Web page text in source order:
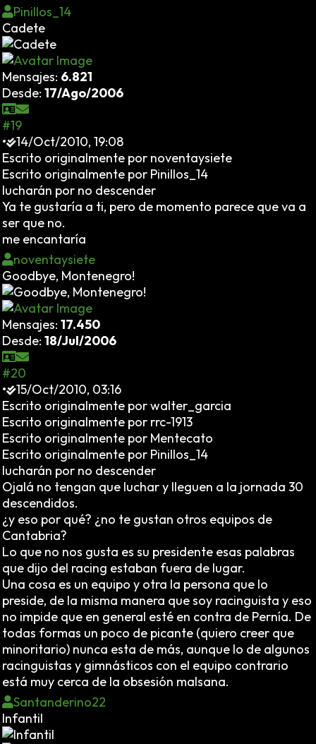
Pinillos_14
Cadete
Mensajes: 6.821
Desde: 17/Ago/2006
#19
•
14/Oct/2010, 19:08
Escrito originalmente por noventaysiete
Escrito originalmente por Pinillos_14
lucharán por no descender
Ya te gustaría a ti, pero de momento parece que va a
ser que no.
me encantaría
noventaysiete
Goodbye, Montenegro!
Mensajes: 17.450
Desde: 18/Jul/2006
#20
•
15/Oct/2010, 03:16
Escrito originalmente por walter_garcia
Escrito originalmente por rrc-1913
Escrito originalmente por Mentecato
Escrito originalmente por Pinillos_14
lucharán por no descender
Ojalá no tengan que luchar y lleguen a la jornada 30
descendidos.
¿y eso por qué? ¿no te gustan otros equipos de
Cantabria?
Lo que no nos gusta es su presidente esas palabras
que dijo del racing estaban fuera de lugar.
Una cosa es un equipo y otra la persona que lo
preside, de la misma manera que soy racinguista y eso
no impide que en general esté en contra de Pernía. De
todas formas un poco de picante (quiero creer que
minoritario) nunca esta de más, aunque lo de algunos
racinguistas y gimnásticos con el equipo contrario
está muy cerca de la obsesión malsana.
Santanderino22
Infantil